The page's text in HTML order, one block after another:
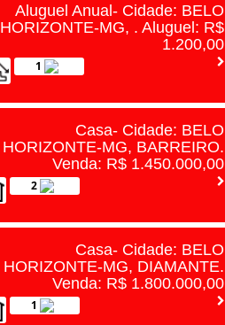
Aluguel Anual- Cidade: BELO
HORIZONTE-MG, . Aluguel: R$
1.200,00
1
Casa- Cidade: BELO
HORIZONTE-MG, BARREIRO.
Venda: R$ 1.450.000,00
2
Casa- Cidade: BELO
HORIZONTE-MG, DIAMANTE.
Venda: R$ 1.800.000,00
1